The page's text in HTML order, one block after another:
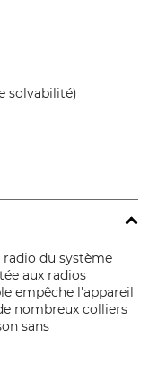
solvabilité)
du système
aux radios
empêche l'appareil
nombreux colliers
sans